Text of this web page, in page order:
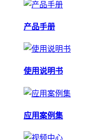
产品手册
使用说明书
应用案例集